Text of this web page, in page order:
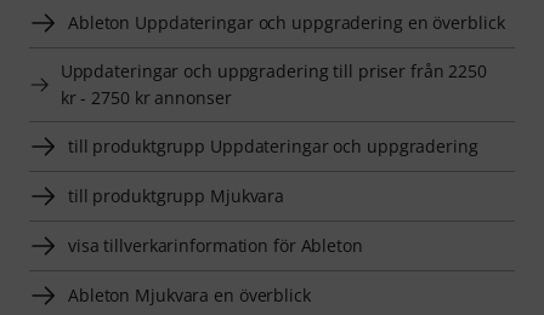
Ableton Uppdateringar och uppgradering en överblick
Uppdateringar och uppgradering till priser från 2250
kr - 2750 kr annonser
till produktgrupp Uppdateringar och uppgradering
till produktgrupp Mjukvara
visa tillverkarinformation för Ableton
Ableton Mjukvara en överblick